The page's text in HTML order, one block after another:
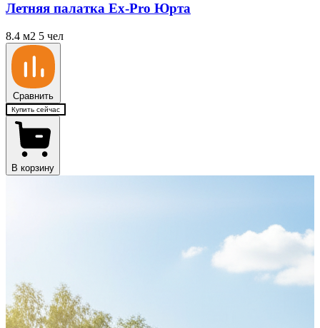
Летняя палатка Ex-Pro Юрта
8.4 м2 5 чел
Сравнить
Купить сейчас
В корзину